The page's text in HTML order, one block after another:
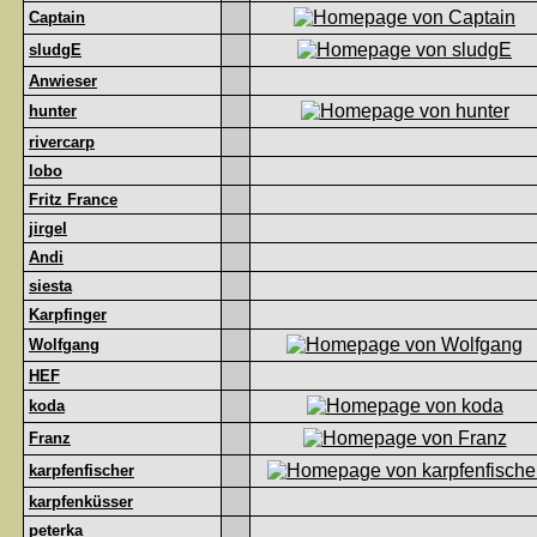
Captain
sludgE
Anwieser
hunter
rivercarp
lobo
Fritz France
jirgel
Andi
siesta
Karpfinger
Wolfgang
HEF
koda
Franz
karpfenfischer
karpfenküsser
peterka